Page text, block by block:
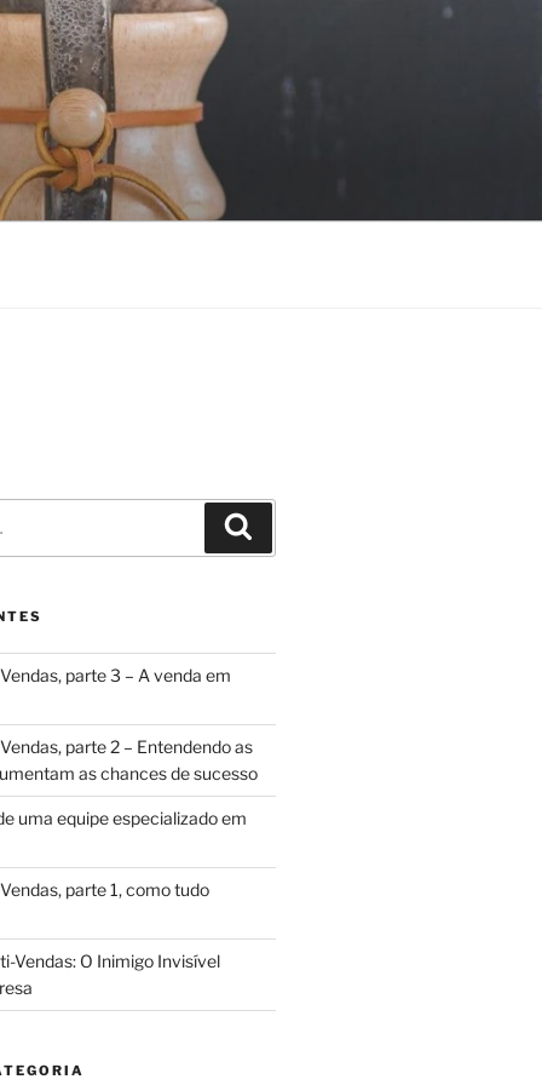
parte 3 – A venda em
parte 2 – Entendendo as
as chances de sucesso
uma equipe especializado em
parte 1, como tudo
Vendas: O Inimigo Invisível